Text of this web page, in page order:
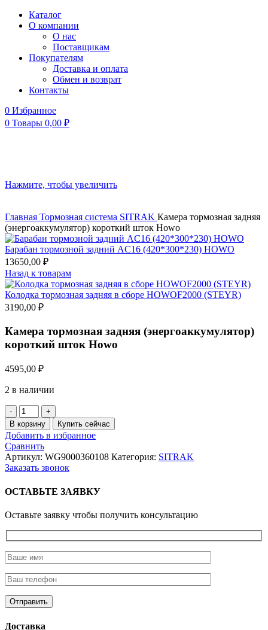
Каталог
О компании
О нас
Поставщикам
Покупателям
Доставка и оплата
Обмен и возврат
Контакты
0 Избранное
0 Товары 0,00 ₽
Нажмите, чтобы увеличить
Главная Тормозная система SITRAK Камера тормозная задняя
(энергоаккумулятор) короткий шток Howo
Барабан тормозной задний AC16 (420*300*230) HOWO
13650,00 ₽
Назад к товарам
Колодка тормозная задняя в сборе HOWOF2000 (STEYR)
3190,00 ₽
Камера тормозная задняя (энергоаккумулятор)
короткий шток Howo
4595,00 ₽
2 в наличии
Количество
товара
Камера
тормозная
задняя
(энергоаккумулятор)
короткий
Howo
В корзину Купить сейчас
Добавить в избранное
Сравнить
Артикул: WG9000360108 Категория: SITRAK
Заказать звонок
ОСТАВЬТЕ ЗАЯВКУ
Оставьте заявку чтобы получить консультацию
Доставка